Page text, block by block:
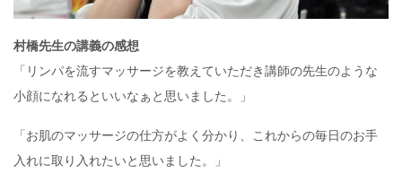
村橋先生の講義の感想
「リンパを流すマッサージを教えていただき講師の先生のような
小顔になれるといいなぁと思いました。」
「お肌のマッサージの仕方がよく分かり、これからの毎日のお手
入れに取り入れたいと思いました。」